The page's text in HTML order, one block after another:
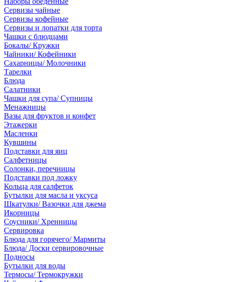
Сервизы чайные
Сервизы кофейные
Сервизы и лопатки для торта
Чашки с блюдцами
Бокалы/ Кружки
Чайники/ Кофейники
Сахарницы/ Молочники
Тарелки
Блюда
Салатники
Чашки для супа/ Супницы
Менажницы
Вазы для фруктов и конфет
Этажерки
Масленки
Кувшины
Подставки для яиц
Салфетницы
Солонки, перечницы
Подставки под ложку
Кольца для салфеток
Бутылки для масла и уксуса
Шкатулки/ Вазочки для джема
Икорницы
Соусники/ Хренницы
Сервировка
Блюда для горячего/ Мармиты
Блюда/ Доски сервировочные
Подносы
Бутылки для воды
Термосы/ Термокружки